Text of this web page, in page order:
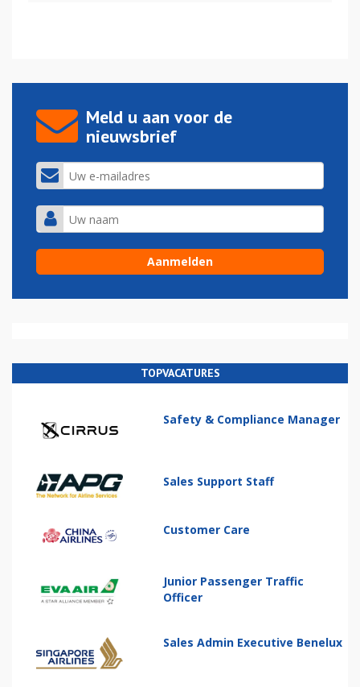
Meld u aan voor de
nieuwsbrief
TOPVACATURES
Safety & Compliance Manager
Sales Support Staff
Customer Care
Junior Passenger Traffic
Officer
Sales Admin Executive Benelux